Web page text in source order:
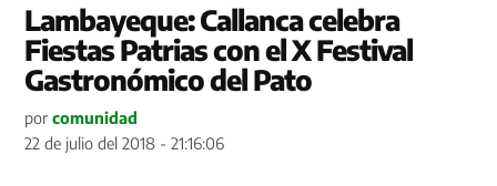
Lambayeque: Callanca celebra
Fiestas Patrias con el X Festival
Gastronómico del Pato
por comunidad
22 de julio del 2018 - 21:16:06